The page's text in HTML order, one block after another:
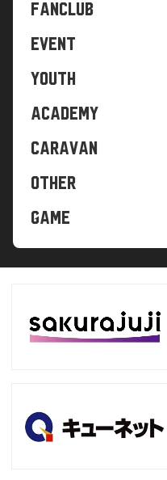
FANCLUB
EVENT
YOUTH
ACADEMY
CARAVAN
OTHER
GAME